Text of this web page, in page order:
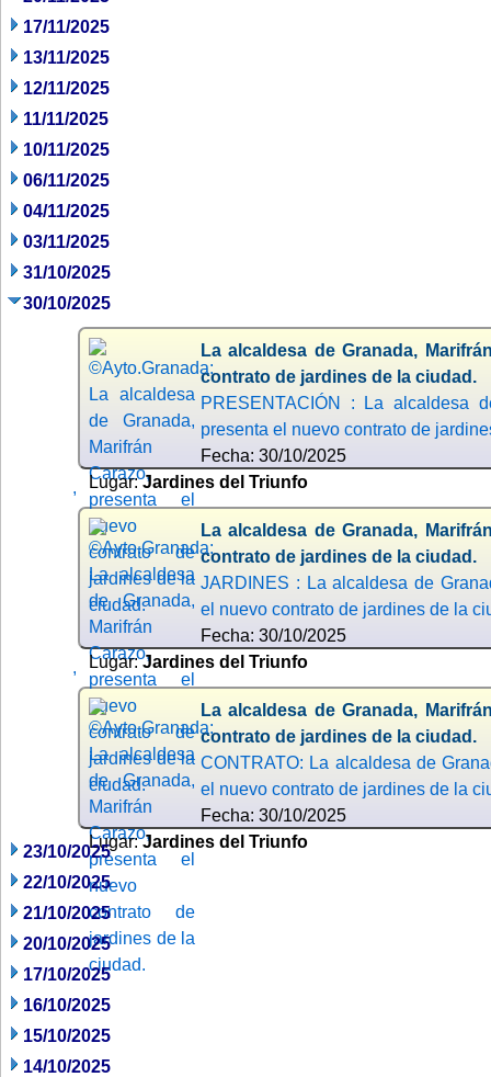
17/11/2025
13/11/2025
12/11/2025
11/11/2025
10/11/2025
06/11/2025
04/11/2025
03/11/2025
31/10/2025
30/10/2025
La alcaldesa de Granada,
contrato de jardines de la ciudad.
PRESENTACIÓN : La alcaldesa
presenta el nuevo contrato de
Fecha: 30/10/2025
Lugar:Jardines del Triunfo
,
La alcaldesa de Granada,
contrato de jardines de la ciudad.
JARDINES : La alcaldesa de
el nuevo contrato de jardines de la
Fecha: 30/10/2025
Lugar:Jardines del Triunfo
,
La alcaldesa de Granada,
contrato de jardines de la ciudad.
CONTRATO: La alcaldesa de
el nuevo contrato de jardines de la
Fecha: 30/10/2025
Lugar:Jardines del Triunfo
23/10/2025
22/10/2025
21/10/2025
20/10/2025
17/10/2025
16/10/2025
15/10/2025
14/10/2025